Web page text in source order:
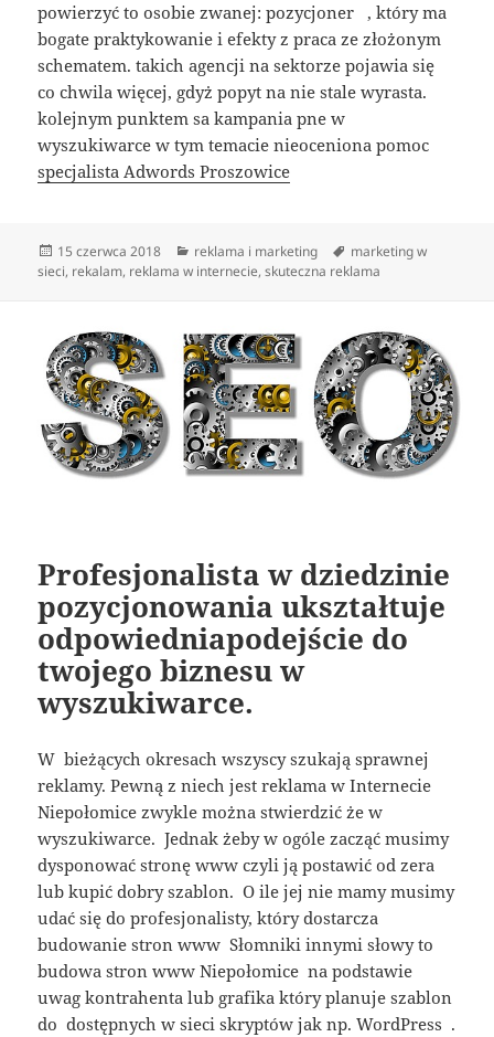
powierzyć to osobie zwanej: pozycjoner , który ma
bogate praktykowanie i efekty z praca ze złożonym
schematem. takich agencji na sektorze pojawia się
co chwila więcej, gdyż popyt na nie stale wyrasta.
kolejnym punktem sa kampania pne w
wyszukiwarce w tym temacie nieoceniona pomoc
specjalista Adwords Proszowice
Data
publikacji
15 czerwca 2018 Kategorie
reklama i marketing Tagi
marketing w
sieci, rekalam, reklama w internecie,skuteczna reklama
Profesjonalista w dziedzinie
pozycjonowania ukształtuje
odpowiedniapodejście do
twojego biznesu w
wyszukiwarce.
W bieżących okresach wszyscy szukają sprawnej
reklamy. Pewną z niech jest reklama w Internecie
Niepołomice zwykle można stwierdzić że w
wyszukiwarce. Jednak żeby w ogóle zacząć musimy
dysponować stronę www czyli ją postawić od zera
lub kupić dobry szablon. O ile jej nie mamy musimy
udać się do profesjonalisty, który dostarcza
budowanie stron www Słomniki innymi słowy to
budowa stron www Niepołomice na podstawie
uwag kontrahenta lub grafika który planuje szablon
do dostępnych w sieci skryptów jak np. WordPress .